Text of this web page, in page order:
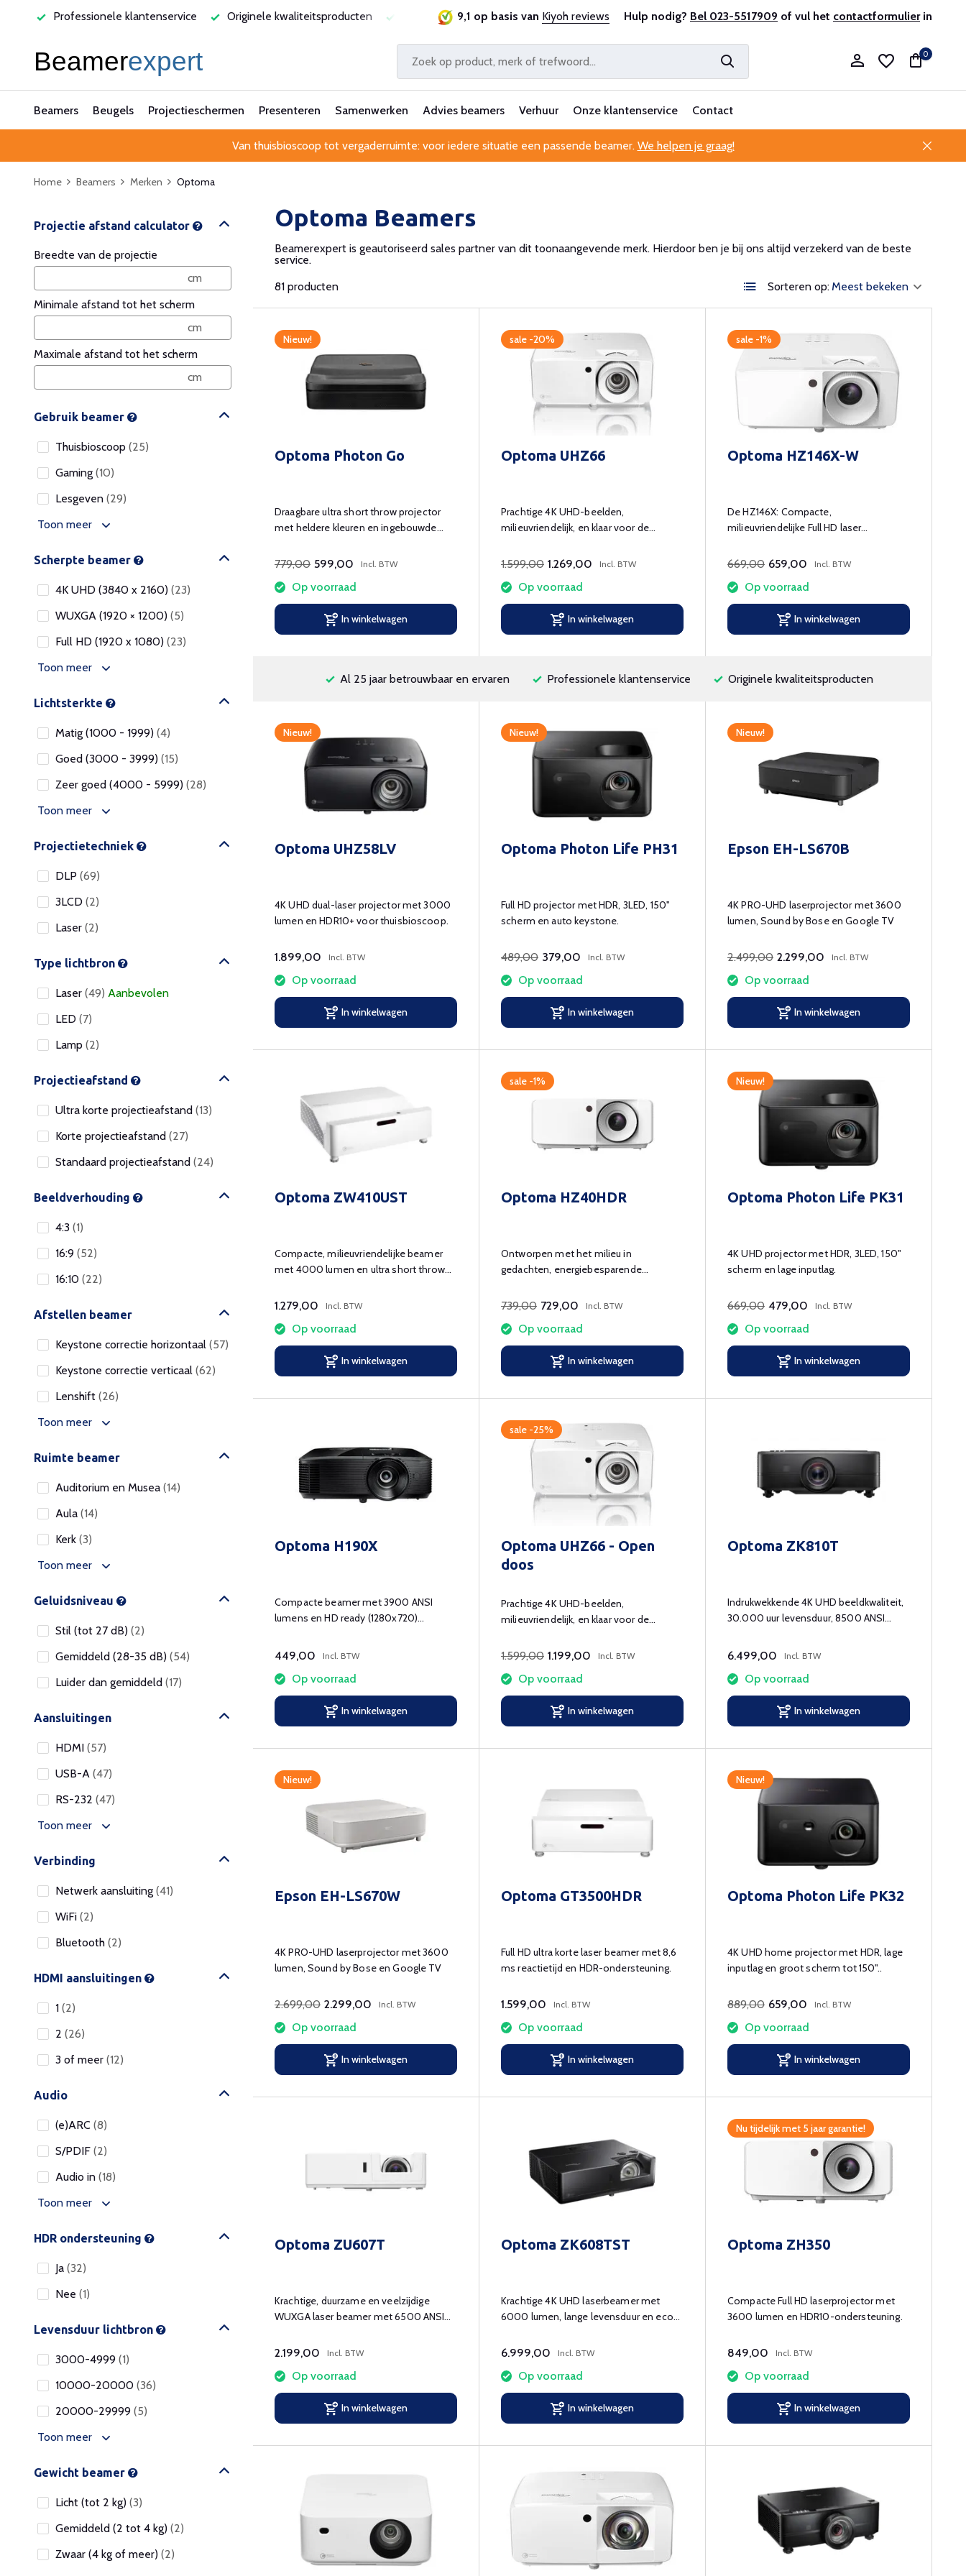
Originele kwaliteitsproducten Laagste prijsgarantie Al 25 jaar betrouwbaar en ervaren Professionele klantenservice
9,1 op basis van Kiyoh reviews Hulp nodig? Bel 023-5517909 of vul het contactformulierin
0
Beamers Beugels Projectieschermen Presenteren Samenwerken Advies beamers Verhuur Onze klantenservice Contact
Van thuisbioscoop tot vergaderruimte: voor iedere situatie een passende beamer. We helpen je graag!
Home Beamers Merken Optoma
Breedte van de projectie
Minimale afstand tot het scherm
Maximale afstand tot het scherm
Gebruik beamer
Thuisbioscoop (25)
Gaming (10)
Lesgeven (29)
Toon meer
Scherpte beamer
4K UHD (3840 x 2160) (23)
WUXGA (1920 × 1200) (5)
Full HD (1920 x 1080) (23)
Toon meer
Lichtsterkte
Matig (1000 - 1999) (4)
Goed (3000 - 3999) (15)
Zeer goed (4000 - 5999) (28)
Toon meer
Projectietechniek
DLP (69)
3LCD (2)
Laser (2)
Type lichtbron
Laser (49) Aanbevolen
LED (7)
Lamp (2)
Projectieafstand
Ultra korte projectieafstand (13)
Korte projectieafstand (27)
Standaard projectieafstand (24)
Beeldverhouding
4:3 (1)
16:9 (52)
16:10 (22)
Afstellen beamer
Keystone correctie horizontaal (57)
Keystone correctie verticaal (62)
Lenshift (26)
Toon meer
Ruimte beamer
Auditorium en Musea (14)
Aula (14)
Kerk (3)
Toon meer
Geluidsniveau
Stil (tot 27 dB) (2)
Gemiddeld (28-35 dB) (54)
Luider dan gemiddeld (17)
Aansluitingen
HDMI (57)
USB-A (47)
RS-232 (47)
Toon meer
Verbinding
Netwerk aansluiting (41)
WiFi (2)
Bluetooth (2)
HDMI aansluitingen
1 (2)
2 (26)
3 of meer (12)
Audio
(e)ARC (8)
S/PDIF (2)
Audio in (18)
Toon meer
HDR ondersteuning
Ja (32)
Nee (1)
Levensduur lichtbron
3000-4999 (1)
10000-20000 (36)
20000-29999 (5)
Toon meer
Gewicht beamer
Licht (tot 2 kg) (3)
Gemiddeld (2 tot 4 kg) (2)
Zwaar (4 kg of meer) (2)
Optoma Beamers
Beamerexpert is geautoriseerd sales partner van dit toonaangevende merk. Hierdoor ben je bij ons altijd verzekerd van de beste
service.
81 producten
Sorteren op:
Nieuw!
Optoma Photon Go
Draagbare ultra short throw projector
met heldere kleuren en ingebouwde
779,00 599,00 Incl. BTW
Op voorraad
In winkelwagen
sale -20%
Optoma UHZ66
Prachtige 4K UHD-beelden,
milieuvriendelijk, en klaar voor de
1.599,00 1.269,00 Incl. BTW
Op voorraad
In winkelwagen
sale -1%
Optoma HZ146X-W
De HZ146X: Compacte,
milieuvriendelijke Full HD laser
lange levensduur en flexibele
sport en gaming.
669,00 659,00 Incl. BTW
Op voorraad
In winkelwagen
Al 25 jaar betrouwbaar en ervaren Professionele klantenservice Originele kwaliteitsproducten
Nieuw!
Optoma UHZ58LV
4K UHD dual-laser projector met 3000
lumen en HDR10+ voor thuisbioscoop.
1.899,00 Incl. BTW
Op voorraad
In winkelwagen
Nieuw!
Optoma Photon Life PH31
Full HD projector met HDR, 3LED, 150"
scherm en auto keystone.
489,00 379,00 Incl. BTW
Op voorraad
In winkelwagen
Nieuw!
Epson EH-LS670B
4K PRO-UHD laserprojector met 3600
lumen, Sound by Bose en Google TV
2.499,00 2.299,00 Incl. BTW
Op voorraad
In winkelwagen
Optoma ZW410UST
Compacte, milieuvriendelijke beamer
met 4000 lumen en ultra short throw
1.279,00 Incl. BTW
Op voorraad
In winkelwagen
sale -1%
Optoma HZ40HDR
Ontworpen met het milieu in
gedachten, energiebesparende
739,00 729,00 Incl. BTW
Op voorraad
In winkelwagen
Nieuw!
Optoma Photon Life PK31
4K UHD projector met HDR, 3LED, 150"
scherm en lage inputlag.
669,00 479,00 Incl. BTW
Op voorraad
In winkelwagen
Optoma H190X
Compacte beamer met 3900 ANSI
lumens en HD ready (1280x720)
449,00 Incl. BTW
Op voorraad
In winkelwagen
sale -25%
Optoma UHZ66 - Open
doos
Prachtige 4K UHD-beelden,
milieuvriendelijk, en klaar voor de
1.599,00 1.199,00 Incl. BTW
Op voorraad
In winkelwagen
Optoma ZK810T
Indrukwekkende 4K UHD beeldkwaliteit,
30.000 uur levensduur, 8500 ANSI
6.499,00 Incl. BTW
Op voorraad
In winkelwagen
Nieuw!
Epson EH-LS670W
4K PRO-UHD laserprojector met 3600
lumen, Sound by Bose en Google TV
2.699,00 2.299,00 Incl. BTW
Op voorraad
In winkelwagen
Optoma GT3500HDR
Full HD ultra korte laser beamer met 8,6
ms reactietijd en HDR-ondersteuning.
1.599,00 Incl. BTW
Op voorraad
In winkelwagen
Nieuw!
Optoma Photon Life PK32
4K UHD home projector met HDR, lage
inputlag en groot scherm tot 150"..
889,00 659,00 Incl. BTW
Op voorraad
In winkelwagen
Optoma ZU607T
Krachtige, duurzame en veelzijdige
WUXGA laser beamer met 6500 ANSI
2.199,00 Incl. BTW
Op voorraad
In winkelwagen
Optoma ZK608TST
Krachtige 4K UHD laserbeamer met
6000 lumen, lange levensduur en eco-
6.999,00 Incl. BTW
Op voorraad
In winkelwagen
Nu tijdelijk met 5 jaar garantie!
Optoma ZH350
Compacte Full HD laserprojector met
3600 lumen en HDR10-ondersteuning​.
849,00 Incl. BTW
Op voorraad
In winkelwagen